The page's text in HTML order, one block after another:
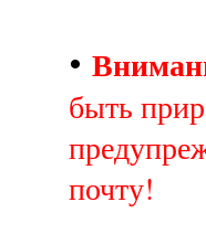
•
быть
почту!